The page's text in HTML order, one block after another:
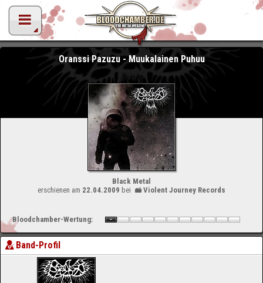
Oranssi Pazuzu - Muukalainen Puhuu
Black Metal
erschienen am 22.04.2009 bei Violent Journey Records
Bloodchamber-Wertung:
Band-Profil